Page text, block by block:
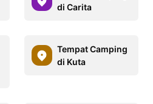
di Carita
Tempat Camping
di Kuta